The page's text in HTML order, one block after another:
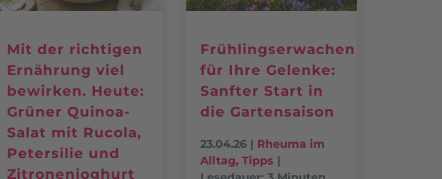
Mit der richtigen
Ernährung viel
bewirken. Heute:
Grüner Quinoa-
Salat mit Rucola,
Petersilie und
Zitronenjoghurt
Frühlingserwachen
für Ihre Gelenke:
Sanfter Start in
die Gartensaison
23.04.26
Rheuma im
Alltag,Tipps